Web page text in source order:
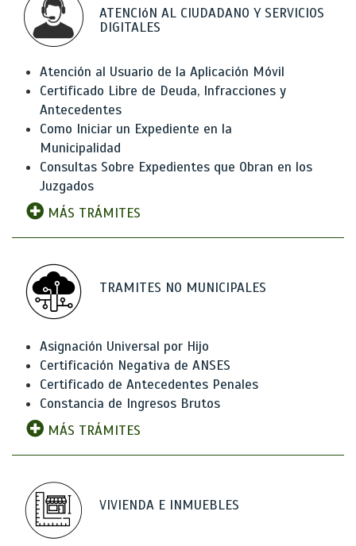
ATENCIóN AL CIUDADANO Y SERVICIOS
DIGITALES
Atención al Usuario de la Aplicación Móvil
Certificado Libre de Deuda, Infracciones y
Antecedentes
Como Iniciar un Expediente en la
Municipalidad
Consultas Sobre Expedientes que Obran en los
Juzgados
MÁS TRÁMITES
TRAMITES NO MUNICIPALES
Asignación Universal por Hijo
Certificación Negativa de ANSES
Certificado de Antecedentes Penales
Constancia de Ingresos Brutos
MÁS TRÁMITES
VIVIENDA E INMUEBLES